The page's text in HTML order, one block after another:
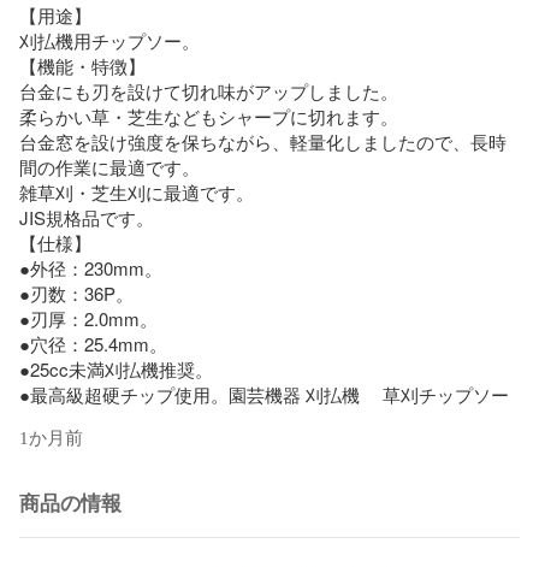
【用途】
刈払機用チップソー。
【機能・特徴】
台金にも刃を設けて切れ味がアップしました。
柔らかい草・芝生などもシャープに切れます。
台金窓を設け強度を保ちながら、軽量化しましたので、長時
間の作業に最適です。
雑草刈・芝生刈に最適です。
JIS規格品です。
【仕様】
●外径：230mm。
●刃数：36P。
●刃厚：2.0mm。
●穴径：25.4mm。
●25cc未満刈払機推奨。
●最高級超硬チップ使用。園芸機器 刈払機 　草刈チップソー
1か月前
商品の情報